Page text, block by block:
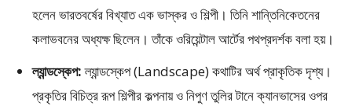
হলেন ভারতবর্ষের বিখ্যাত এক ভাস্কর ও শিল্পী। তিনি শান্তিনিকেতনের
কলাভবনের অধ্যক্ষ ছিলেন। তাঁকে ওরিয়েন্টাল আর্টের পথপ্রদর্শক বলা হয়।
ল্যান্ডস্কেপ:ল্যান্ডস্কেপ (Landscape) কথাটির অর্থ প্রাকৃতিক দৃশ্য।
প্রকৃতির বিচিত্র রূপ শিল্পীর কল্পনায় ও নিপুণ তুলির টানে ক্যানভাসের ওপর